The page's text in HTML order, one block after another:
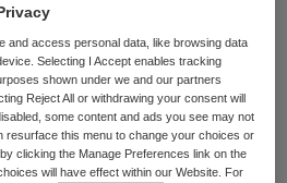
alles uit je handen laat
van raakt,
van krijgt. Dagen waarop
and access personal data, like browsing data
Selecting I Accept enables tracking
shown under we and our partners
Reject All or withdrawing your consent will
some content and ads you see may not
resurface this menu to change your choices or
clicking the Manage Preferences link on the
will have effect within our Website. For